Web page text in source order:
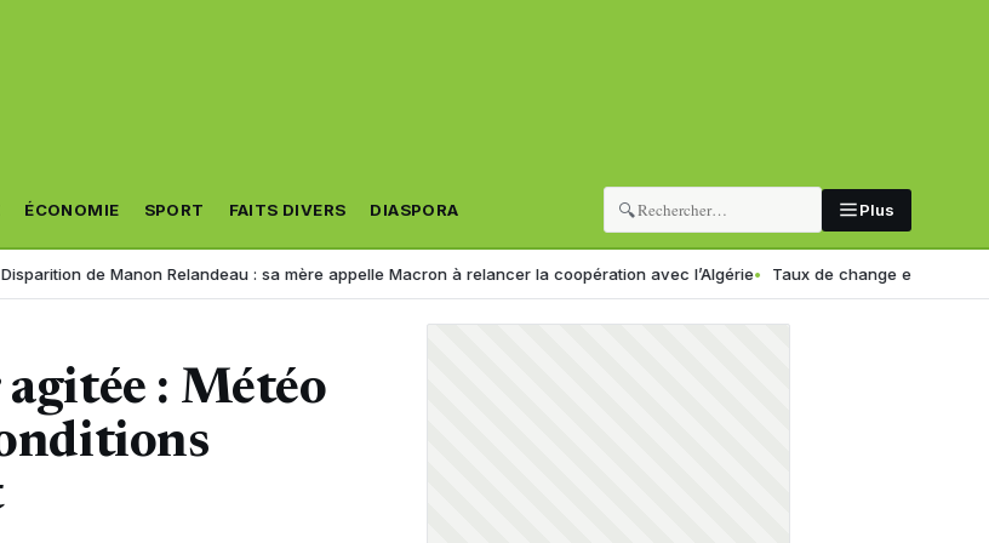
ÉCONOMIE SPORT FAITS DIVERS DIASPORA 🔍 Plus
Manon Relandeau : sa mère appelle Macron à relancer la coopération avec l’Algérie Taux de change en Algérie : voici le
: Météo